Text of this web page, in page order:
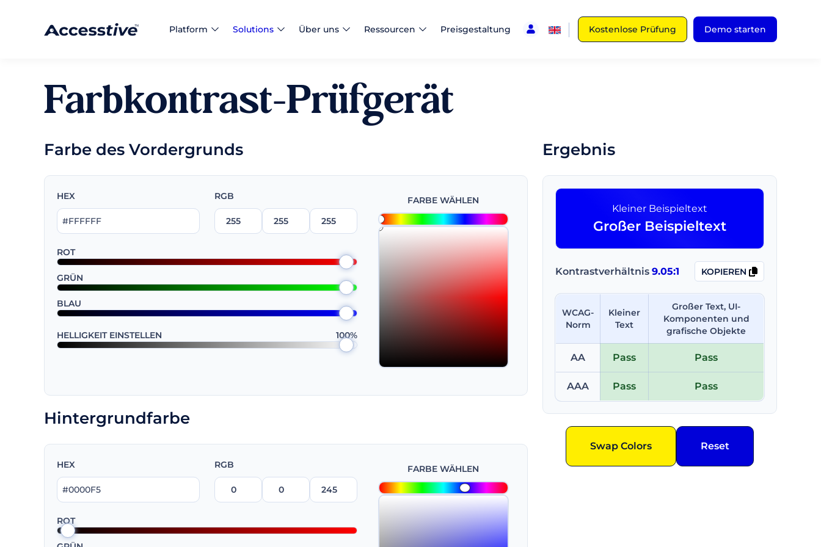
Platform Solutions Über uns Ressourcen Preisgestaltung Kostenlose Prüfung Demo starten
Farbkontrast-Prüfgerät
Farbe des Vordergrunds
HEX RGB
ROT
GRÜN
BLAU
HELLIGKEIT EINSTELLEN 100%
FARBE WÄHLEN
Hintergrundfarbe
HEX RGB
ROT
FARBE WÄHLEN
Ergebnis
Kleiner Beispieltext
Großer Beispieltext
Kontrastverhältnis 9.05:1 KOPIEREN
WCAG-
Norm
Kleiner
Text
Großer Text, UI-
Komponenten und
grafische Objekte
AA Pass Pass
AAA Pass Pass
Swap Colors Reset